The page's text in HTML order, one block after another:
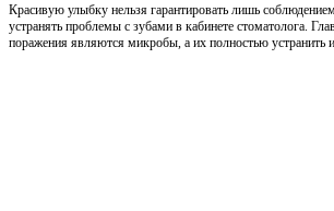
Красивую улыбку нельзя гарантировать лишь
устранять проблемы с зубами в кабинете стоматолога.
поражения являются микробы, а их полностью устранить